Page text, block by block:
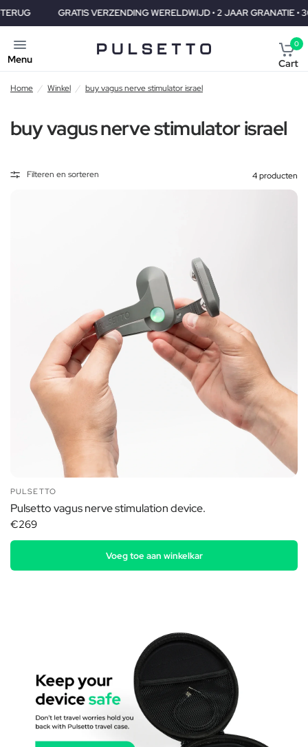
GRATIS VERZENDING WERELDWIJD • 2 JAAR GRANATIE • 30
Menu
0
Cart
Home / Winkel / buy vagus nerve stimulator israel
buy vagus nerve stimulator israel
Filteren en sorteren 4 producten
PULSETTO
Pulsetto vagus nerve stimulation device.
€269
Voeg toe aan winkelkar